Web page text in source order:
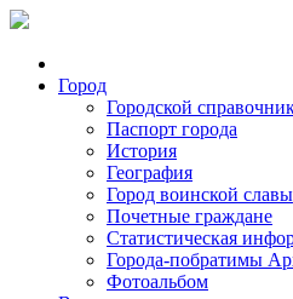
Город
Городской
Паспорт города
История
География
Город воинской славы
Почетные граждане
Статистическая
Города-побратимы
Фотоальбом